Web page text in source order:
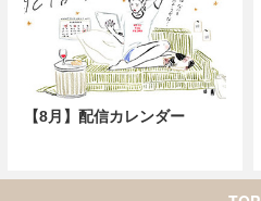
【8月】配信カレンダー